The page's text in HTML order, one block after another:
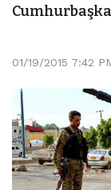
01/19/2015 7:42